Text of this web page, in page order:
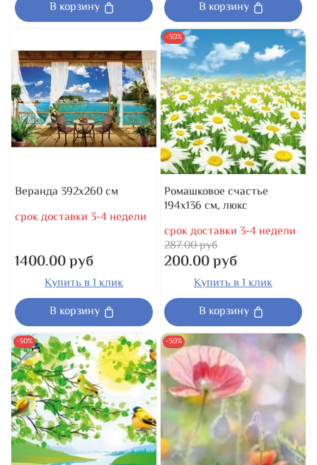
В корзину В корзину
Веранда 392x260 см
срок доставки 3-4 недели
1400.00 руб
Купить в 1 клик
В корзину
-30%
Ромашковое счастье
194x136 см, люкс
срок доставки 3-4 недели
287.00 руб
200.00 руб
Купить в 1 клик
В корзину
-30% -30%